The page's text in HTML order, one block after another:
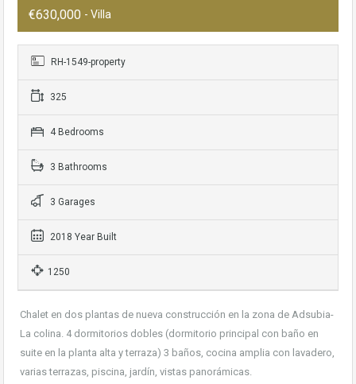
€630,000 - Villa
RH-1549-property
325
4 Bedrooms
3 Bathrooms
3 Garages
2018 Year Built
1250
Chalet en dos plantas de nueva construcción en la zona de Adsubia-
La colina. 4 dormitorios dobles (dormitorio principal con baño en
suite en la planta alta y terraza) 3 baños, cocina amplia con lavadero,
varias terrazas, piscina, jardín, vistas panorámicas.